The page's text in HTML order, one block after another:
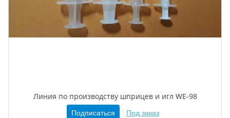
Линия по производству шприцев и игл WE-98
Подписаться Под заказ